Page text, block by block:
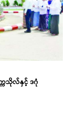
ကသိုလ်နှင့် ဒဂုံ